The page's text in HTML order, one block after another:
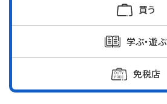
買う
学ぶ・遊ぶ
免税店